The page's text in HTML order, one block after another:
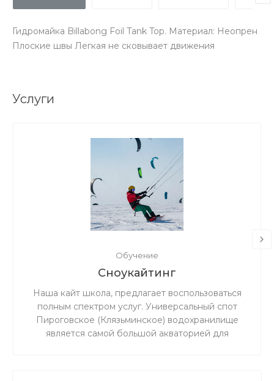
Гидромайка Billabong Foil Tank Top. Материал: Неопрен
Плоские швы Легкая не сковывает движения
Услуги
Обучение
Сноукайтинг
Наша кайт школа, предлагает воспользоваться
полным спектром услуг. Универсальный спот
Пироговское (Клязьминское) водохранилище
является самой большой акваторией для